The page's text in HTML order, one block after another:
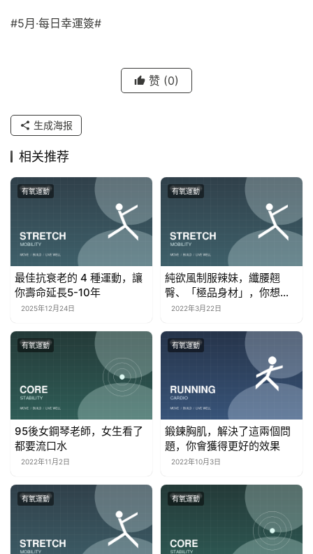
#5月·每日幸運簽#
赞 (0)
生成海报
相关推荐
有氧運動
最佳抗衰老的 4 種運動，讓
你壽命延長5-10年
2025年12月24日
有氧運動
純欲風制服辣妹，纖腰翹
臀、「極品身材」，你想和
她一起做地鐵嗎
2022年3月22日
有氧運動
95後女鋼琴老師，女生看了
都要流口水
2022年11月2日
有氧運動
鍛鍊胸肌，解決了這兩個問
題，你會獲得更好的效果
2022年10月3日
有氧運動 有氧運動